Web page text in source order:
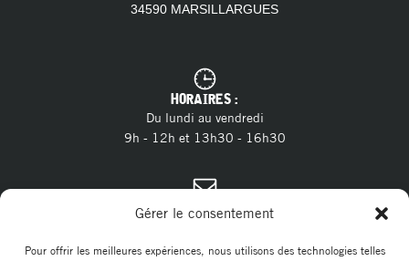
Gérer le consentement
Pour offrir les meilleures expériences, nous utilisons des technologies telles
34590 MARSILLARGUES
HORAIRES :
Du lundi au vendredi
9h - 12h et 13h30 - 16h30
CONTACT :
E-mail :contact@marsillargues.fr